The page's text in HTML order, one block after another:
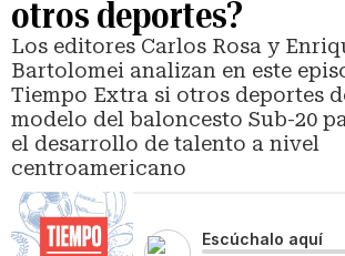
otros deportes?
Los editores Carlos Rosa y
Bartolomei analizan en este
Tiempo Extra si otros deportes
modelo del baloncesto Sub-20
el desarrollo de talento a nivel
centroamericano
Escúchalo aquí